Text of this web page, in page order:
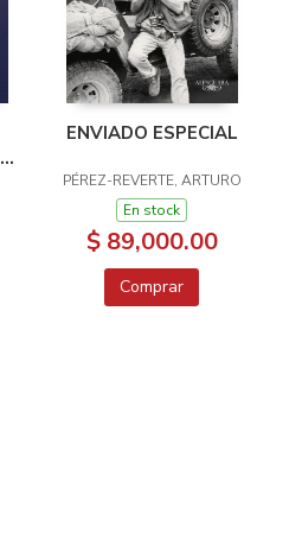
ENVIADO ESPECIAL
PÉREZ-REVERTE, ARTURO
En stock
$ 89,000.00
Comprar